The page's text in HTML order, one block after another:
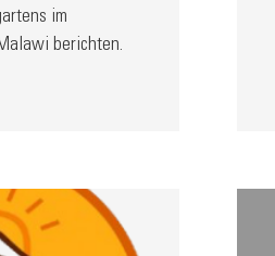
im
berichten.